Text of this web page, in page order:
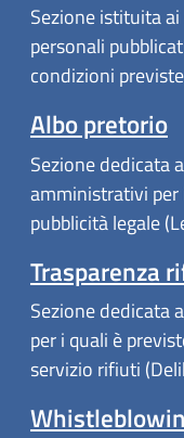
Sezione istituita
personali
condizioni
Albo pretorio
Sezione dedicata
amministrativi per
pubblicità legale
Trasparenza
Sezione dedicata
per i quali è
servizio rifiuti